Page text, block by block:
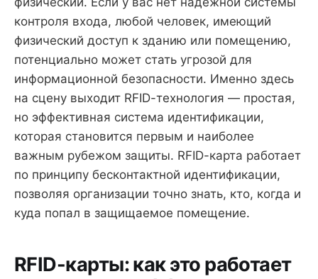
контроля входа, любой человек, имеющий
физический доступ к зданию или помещению,
потенциально может стать угрозой для
информационной безопасности. Именно здесь
на сцену выходит RFID-технология — простая,
но эффективная система идентификации,
которая становится первым и наиболее
важным рубежом защиты. RFID-карта работает
по принципу бесконтактной идентификации,
позволяя организации точно знать, кто, когда и
куда попал в защищаемое помещение.
RFID-карты: как это работает